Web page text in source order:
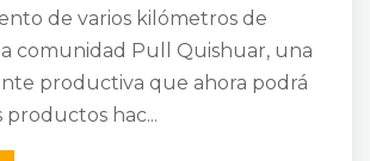
de varios kilómetros de
comunidad Pull Quishuar, una
productiva que ahora podrá
productos hac...